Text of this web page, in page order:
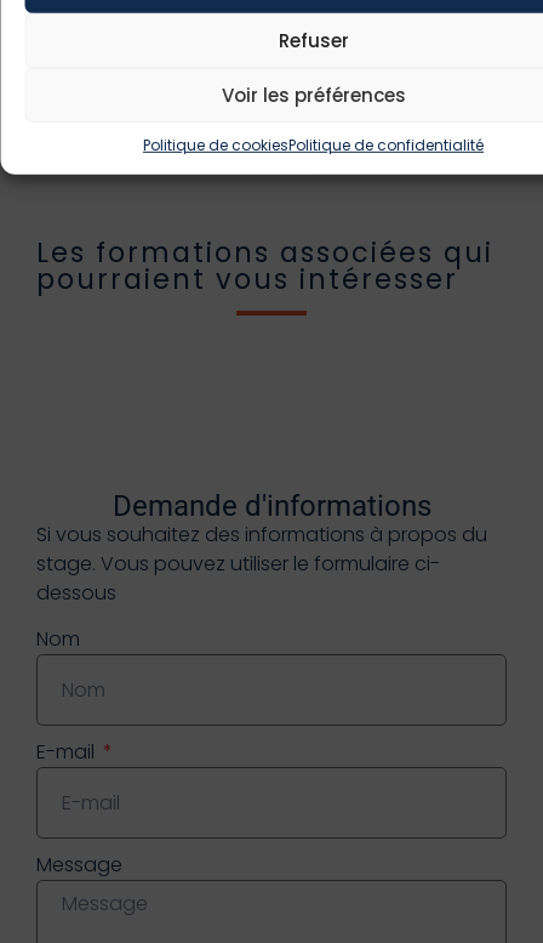
Refuser
Voir les préférences
Politique de cookiesPolitique de confidentialité
Nous contacter
Les formations associées qui
pourraient vous intéresser
Demande d'informations
Si vous souhaitez des informations à propos du
stage. Vous pouvez utiliser le formulaire ci-
dessous
Nom
E-mail
Message